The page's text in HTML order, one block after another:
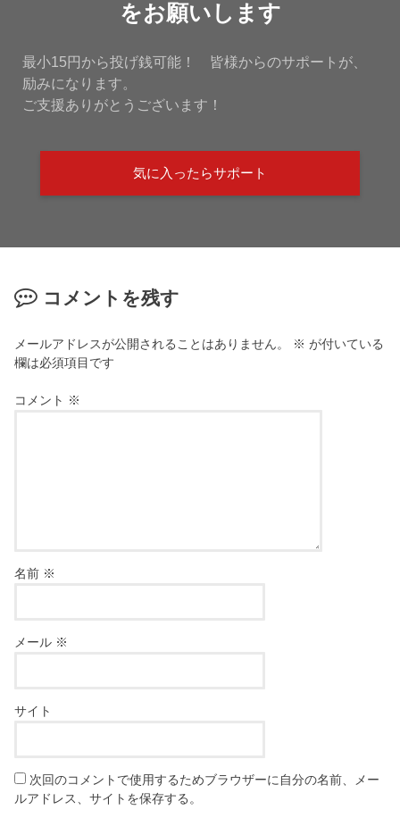
をお願いします
最小15円から投げ銭可能！ 皆様からのサポートが、
励みになります。
ご支援ありがとうございます！
気に入ったらサポート
コメントを残す
メールアドレスが公開されることはありません。 ※ が付いている
欄は必須項目です
コメント ※
名前 ※
メール ※
サイト
次回のコメントで使用するためブラウザーに自分の名前、メー
ルアドレス、サイトを保存する。